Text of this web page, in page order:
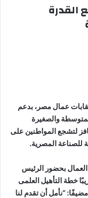
القدرة
عمال مصر، بدعم
والصغيرة
لتشجع المواطنين على
للصناعة المصرية.
بحضور الرئيس
خطة التأهيل العلمى
“نأمل أن تقدم لنا